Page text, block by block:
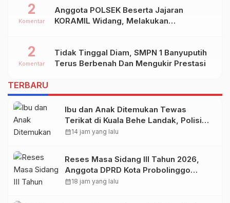
Anggota POLSEK Beserta Jajaran
KORAMIL Widang, Melakukan
Kab.TUBAN
2
Komentar
Tidak Tinggal Diam, SMPN 1 Banyuputih
Terus Berbenah Dan Mengukir Prestasi
2
Komentar
TERBARU
Ibu dan Anak Ditemukan Tewas
Terikat di Kuala Behe Landak, Polisi
Selidiki Kasusnya
calendar_month14 jam yang lalu
Reses Masa Sidang III Tahun 2026,
Anggota DPRD Kota Probolinggo
Fraksi Partai Gerindra Heri Poniman
calendar_month18 jam yang lalu